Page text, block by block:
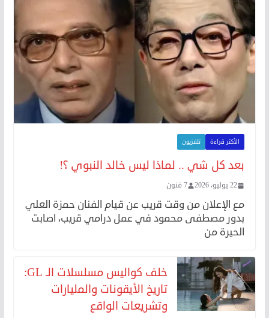
الأكثر قراءة تلفزيون
بعد كل شي .. لماذا ليس خالد النبوي ؟!
22 يوليو، 2026 7 فنون
مع الإعلان من وقت قريب عن قيام الفنان حمزة العلي
بدور مصطفى محمود في عمل درامي قريب، اصابت
الحيرة من
خلف كواليس مسلسلات الـ GL:
تاريخ الأيقونات والمليارات
وتشريعات الواقع